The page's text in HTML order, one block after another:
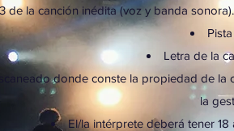
de la canción inédita (voz y banda
Letra de la
donde conste la propiedad de
la
El/la intérprete deberá tener